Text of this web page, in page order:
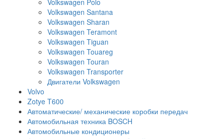
Volkswagen Polo
Volkswagen Santana
Volkswagen Sharan
Volkswagen Teramont
Volkswagen Tiguan
Volkswagen Touareg
Volkswagen Touran
Volkswagen Transporter
Двигатели Volkswagen
Volvo
Zotye T600
Автоматические/ механические коробки передач
Автомобильная техника BOSCH
Автомобильные кондиционеры